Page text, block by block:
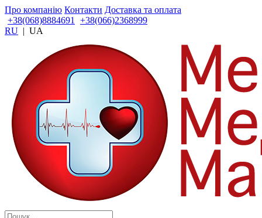
Про компанію Контакти Доставка та оплата
+38(068)8884691
+38(066)2368999
RU | UA